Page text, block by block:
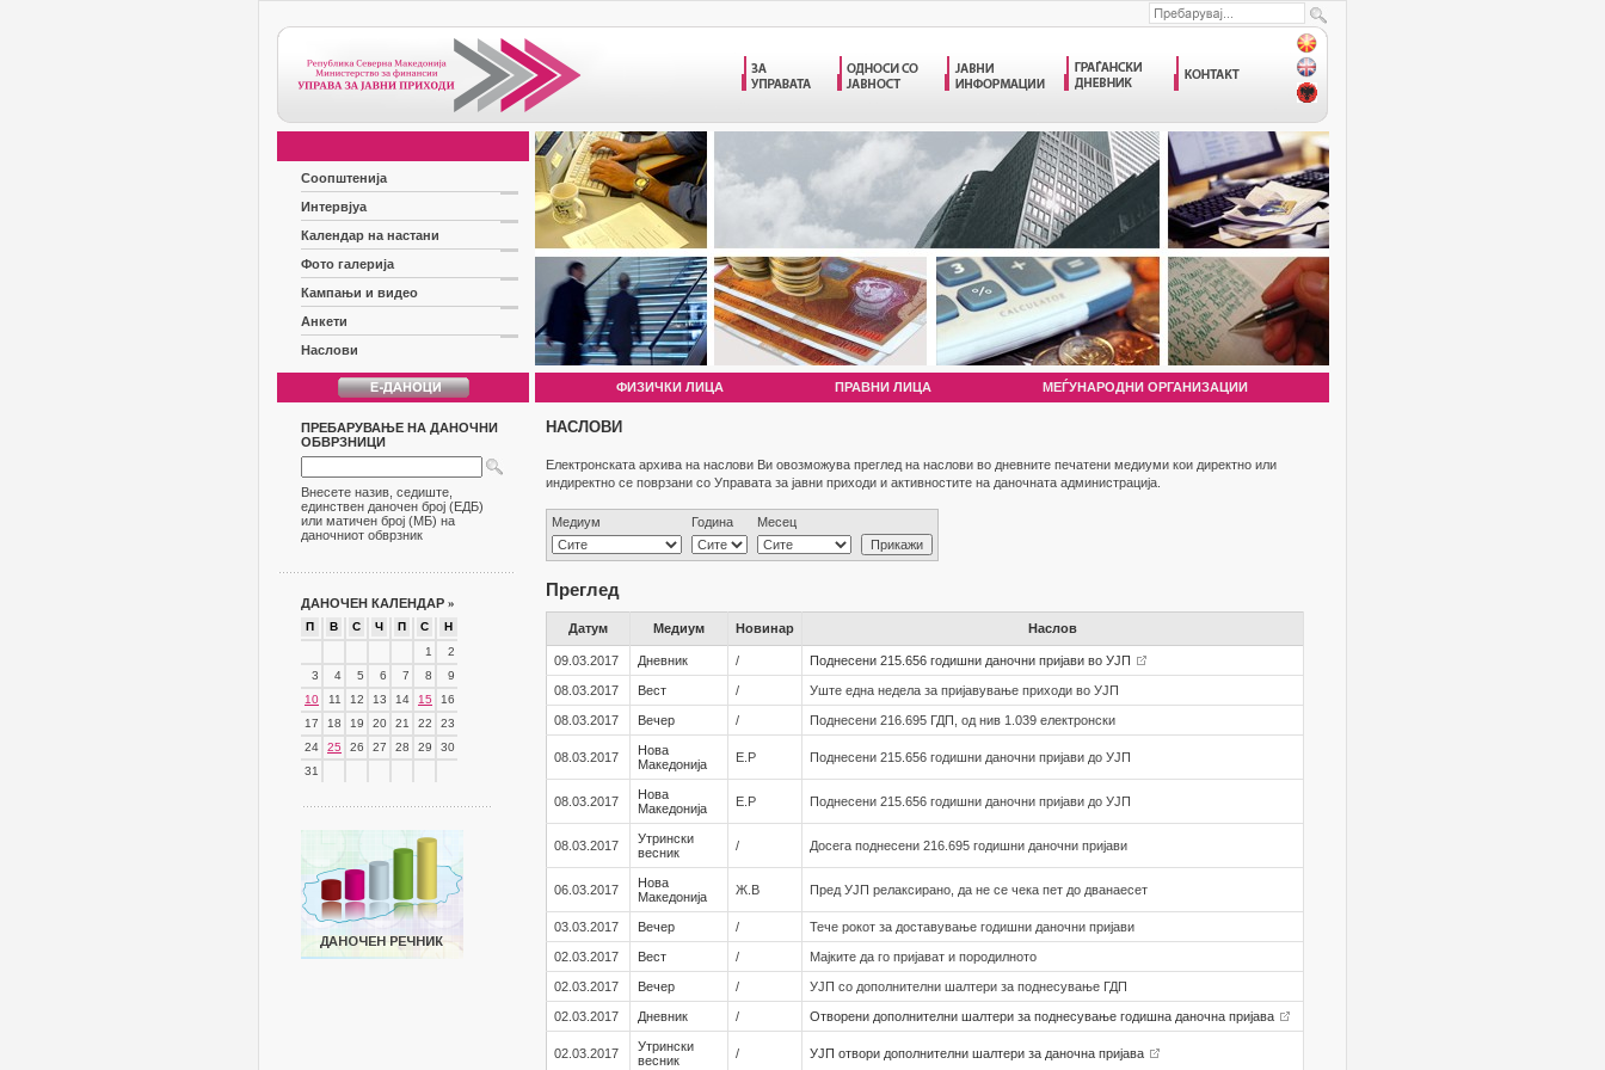
Соопштенија
Интервјуа
Календар на настани
Фото галерија
Кампањи и видео
Анкети
Наслови
ФИЗИЧКИ ЛИЦА ПРАВНИ ЛИЦА МЕЃУНАРОДНИ ОРГАНИЗАЦИИ
ПРЕБАРУВАЊЕ НА ДАНОЧНИ
ОБВРЗНИЦИ
Внесете назив, седиште,
единствен даночен број (ЕДБ)
или матичен број (МБ) на
даночниот обврзник
ДАНОЧЕН КАЛЕНДАР »
П В С Ч П С
Н
1
2
3
4 5 6 7 8
9
10
11 12 13 14 15
16
17
18 19 20 21 22
23
24
25 26 27 28 29
30
31
НАСЛОВИ
Електронската архива на наслови Ви овозможува преглед на наслови во дневните печатени медиуми кои директно или
индиректно се поврзани со Управата за јавни приходи и активностите на даночната администрација.
Медиум Година Месец
Преглед
Датум Медиум Новинар Наслов
09.03.2017 Дневник / Поднесени 215.656 годишни даночни пријави во УЈП
08.03.2017 Вест / Уште една недела за пријавување приходи во УЈП
08.03.2017 Вечер / Поднесени 216.695 ГДП, од нив 1.039 електронски
08.03.2017
Нова
Македонија
Е.Р Поднесени 215.656 годишни даночни пријави до УЈП
08.03.2017
Нова
Македонија
Е.Р Поднесени 215.656 годишни даночни пријави до УЈП
08.03.2017
Утрински
весник
/ Досега поднесени 216.695 годишни даночни пријави
06.03.2017
Нова
Македонија
Ж.В Пред УЈП релаксирано, да не се чека пет до дванаесет
03.03.2017 Вечер / Тече рокот за доставување годишни даночни пријави
02.03.2017 Вест / Мајките да го пријават и породилното
02.03.2017 Вечер / УЈП со дополнителни шалтери за поднесување ГДП
02.03.2017 Дневник / Отворени дополнителни шалтери за поднесување годишна даночна пријава
02.03.2017
Утрински
весник
/ УЈП отвори дополнителни шалтери за даночна пријава